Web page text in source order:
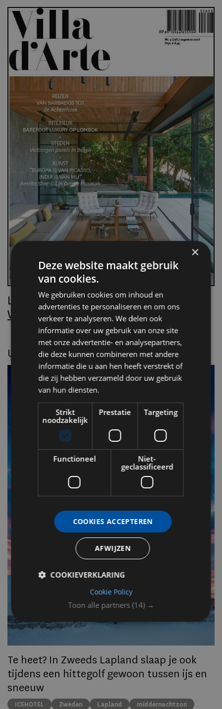
Lees Villa d’Arte!
Word nu abonnee.
UITGELICHT
Te heet? In Zweeds Lapland slaap je ook
tijdens een hittegolf gewoon tussen ijs en
sneeuw
ICEHOTEL Zweden Lapland
middernachtzon
×
Deze website maakt gebruik
van cookies.
We gebruiken cookies om inhoud en
advertenties te personaliseren en om ons
verkeer te analyseren. We delen ook
informatie over uw gebruik van onze site
met onze advertentie- en analysepartners,
die deze kunnen combineren met andere
informatie die u aan hen heeft verstrekt of
die zij hebben verzameld door uw gebruik
van hun diensten.
Toon alle partners (14) →
Strikt
noodzakelijk
Prestatie Targeting
Functioneel
Niet-
geclassificeerd
COOKIES ACCEPTEREN
AFWIJZEN
COOKIEVERKLARING
Cookie Policy